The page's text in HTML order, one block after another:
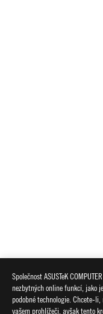
Společnost ASUSTeK
nezbytných online funkcí, jako
podobné technologie. Chcete-
vašem prohlížeči, avšak tento